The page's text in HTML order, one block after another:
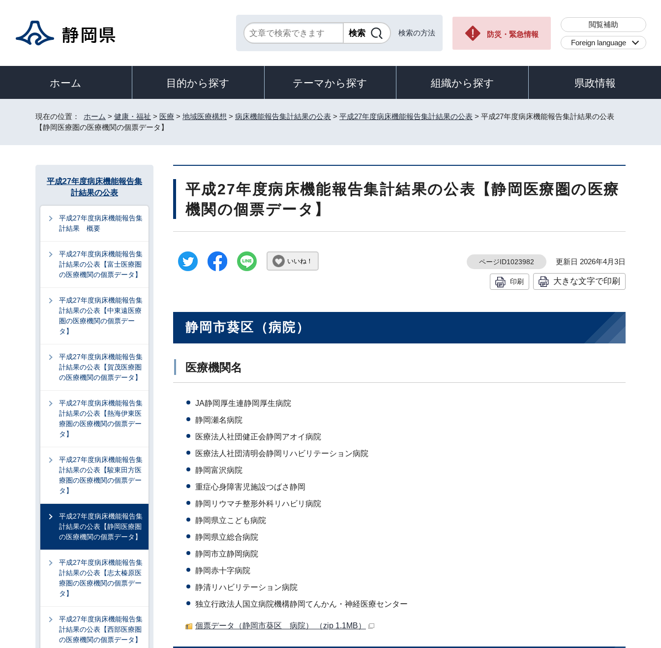
検索の方法 防災・緊急情報
閲覧補助
Foreign language
ホーム 目的から探す テーマから探す 組織から探す 県政情報
現在の位置： ホーム > 健康・福祉 > 医療 > 地域医療構想 > 病床機能報告集計結果の公表 > 平成27年度病床機能報告集計結果の公表 > 平成27年度病床機能報告集計結果の公表
【静岡医療圏の医療機関の個票データ】
平成27年度病床機能報告集計結果の公表【静岡医療圏の医療
機関の個票データ】
いいね！ ページID1023982 更新日 2026年4月3日
印刷 大きな文字で印刷
静岡市葵区（病院）
医療機関名
JA静岡厚生連静岡厚生病院
静岡瀬名病院
医療法人社団健正会静岡アオイ病院
医療法人社団清明会静岡リハビリテーション病院
静岡富沢病院
重症心身障害児施設つばさ静岡
静岡リウマチ整形外科リハビリ病院
静岡県立こども病院
静岡県立総合病院
静岡市立静岡病院
静岡赤十字病院
静清リハビリテーション病院
独立行政法人国立病院機構静岡てんかん・神経医療センター
個票データ（静岡市葵区 病院） （zip 1.1MB）
平成27年度病床機能報告集
計結果の公表
平成27年度病床機能報告集
計結果 概要
平成27年度病床機能報告集
計結果の公表【富士医療圏
の医療機関の個票データ】
平成27年度病床機能報告集
計結果の公表【中東遠医療
圏の医療機関の個票デー
タ】
平成27年度病床機能報告集
計結果の公表【賀茂医療圏
の医療機関の個票データ】
平成27年度病床機能報告集
計結果の公表【熱海伊東医
療圏の医療機関の個票デー
タ】
平成27年度病床機能報告集
計結果の公表【駿東田方医
療圏の医療機関の個票デー
タ】
平成27年度病床機能報告集
計結果の公表【静岡医療圏
の医療機関の個票データ】
平成27年度病床機能報告集
計結果の公表【志太榛原医
療圏の医療機関の個票デー
タ】
平成27年度病床機能報告集
計結果の公表【西部医療圏
の医療機関の個票データ】